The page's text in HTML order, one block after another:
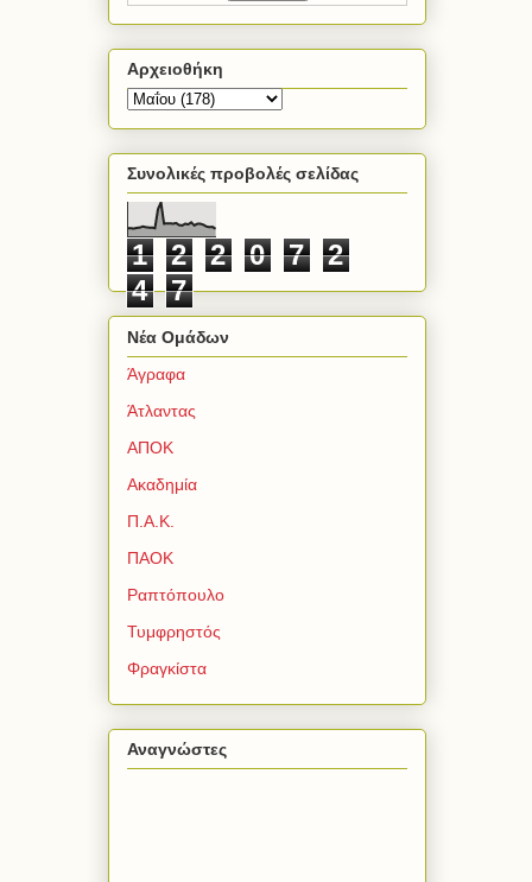
Αρχειοθήκη
Συνολικές προβολές σελίδας
1 2 2 0 7
2
4
7
Νέα Ομάδων
Άγραφα
Άτλαντας
ΑΠΟΚ
Ακαδημία
Π.Α.Κ.
ΠΑΟΚ
Ραπτόπουλο
Τυμφρηστός
Φραγκίστα
Αναγνώστες